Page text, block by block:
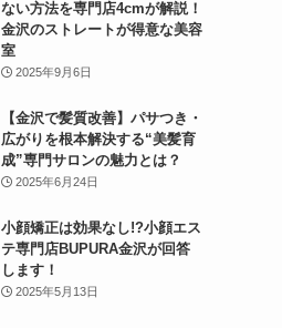
ない方法を専門店4cmが解説！
金沢のストレートが得意な美容
室
2025年9月6日
【金沢で髪質改善】パサつき・
広がりを根本解決する“美髪育
成”専門サロンの魅力とは？
2025年6月24日
小顔矯正は効果なし!?小顔エス
テ専門店BUPURA金沢が回答
します！
2025年5月13日